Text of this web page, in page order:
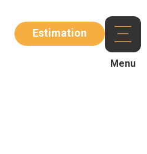
Estimation
Menu